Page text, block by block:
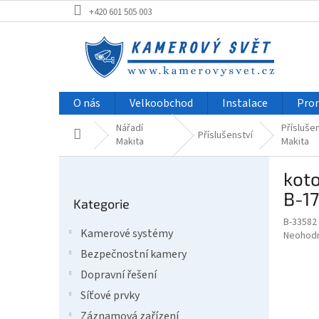
na
+420 601 505 003
O nás Velkoobchod Instalace
Domů Nářadí
Makita
Příslušenství
Makita
kategorie
Kategorie
Kamerové systémy
Bezpečnostní kamery
Dopravní řešení
Síťové prvky
B-
B-33582